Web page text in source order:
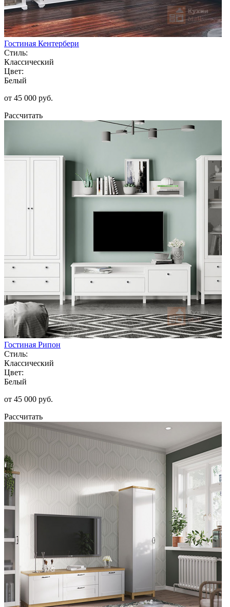
Гостиная Кентербери
Стиль:
Классический
Цвет:
Белый
от 45 000 руб.
Рассчитать
Гостиная Рипон
Стиль:
Классический
Цвет:
Белый
от 45 000 руб.
Рассчитать